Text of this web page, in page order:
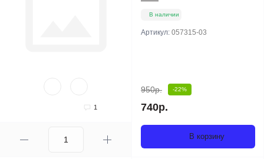
1
В наличии
Артикул: 057315-03
950р. -22%
740р.
В корзину